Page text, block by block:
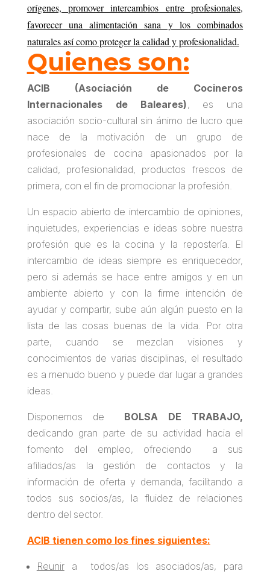
orígenes, promover intercambios entre profesionales,
favorecer una alimentación sana y los combinados
naturales así como proteger la calidad y profesionalidad.
Quienes son:
ACIB (Asociación de Cocineros
Internacionales de Baleares), es una
asociación socio-cultural sin ánimo de lucro que
nace de la motivación de un grupo de
profesionales de cocina apasionados por la
calidad, profesionalidad, productos frescos de
primera, con el fin de promocionar la profesión.
Un espacio abierto de intercambio de opiniones,
inquietudes, experiencias e ideas sobre nuestra
profesión que es la cocina y la repostería. El
intercambio de ideas siempre es enriquecedor,
pero si además se hace entre amigos y en un
ambiente abierto y con la firme intención de
ayudar y compartir, sube aún algún puesto en la
lista de las cosas buenas de la vida. Por otra
parte, cuando se mezclan visiones y
conocimientos de varias disciplinas, el resultado
es a menudo bueno y puede dar lugar a grandes
ideas.
Disponemos de BOLSA DE TRABAJO,
dedicando gran parte de su actividad hacia el
fomento del empleo, ofreciendo a sus
afiliados/as la gestión de contactos y la
información de oferta y demanda, facilitando a
todos sus socios/as, la fluidez de relaciones
dentro del sector.
ACIB tienen como los fines siguientes:
Reunira todos/as los asociados/as, para